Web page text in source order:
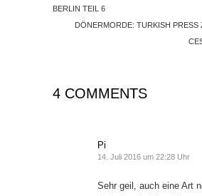
BERLIN TEIL 6
DÖNERMORDE: TURKISH PRESS
4 COMMENTS
Pi
14. Juli 2016 um 22:28 Uhr
Sehr geil, auch eine Art